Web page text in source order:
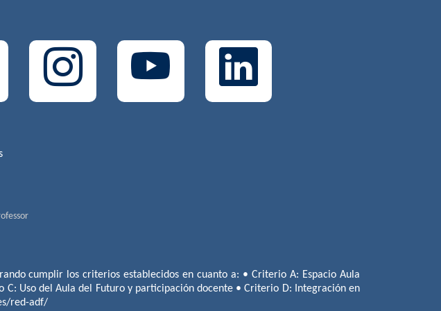
cumplir los criterios establecidos en cuanto a: • Criterio A: Espacio Aula
Uso del Aula del Futuro y participación docente • Criterio D: Integración en
red-adf/